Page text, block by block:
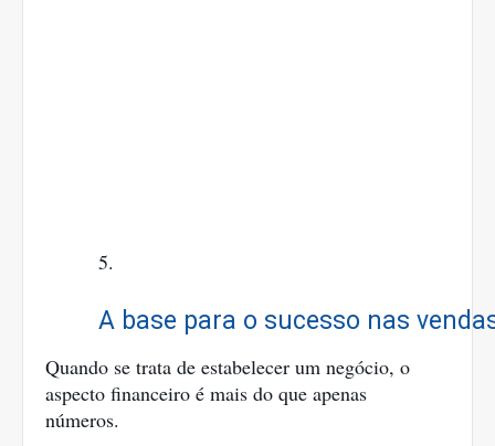
A base para o sucesso nas
Quando se trata de estabelecer um negócio, o
aspecto financeiro é mais do que apenas
números.